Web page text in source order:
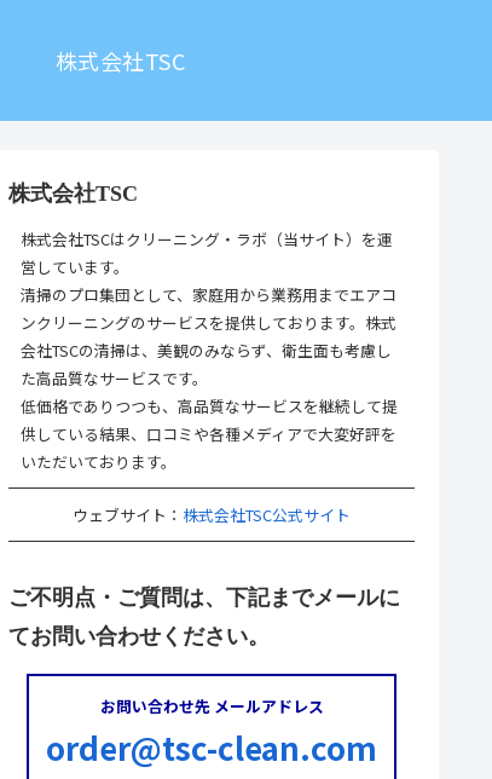
株式会社TSC
株式会社TSC
株式会社TSCはクリーニング・ラボ（当サイト）を運
営しています。
清掃のプロ集団として、家庭用から業務用までエアコ
ンクリーニングのサービスを提供しております。株式
会社TSCの清掃は、美観のみならず、衛生面も考慮し
た高品質なサービスです。
低価格でありつつも、高品質なサービスを継続して提
供している結果、口コミや各種メディアで大変好評を
いただいております。
ウェブサイト： 株式会社TSC公式サイト
ご不明点・ご質問は、下記までメールに
てお問い合わせください。
お問い合わせ先 メールアドレス
order@tsc-clean.com